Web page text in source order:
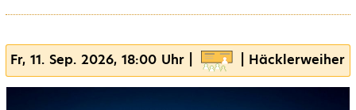
Fr, 11. Sep. 2026, 18:00 Uhr | | Häcklerweiher